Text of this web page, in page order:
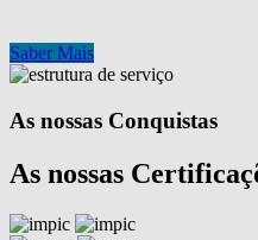
Saber Mais
As nossas Conquistas
As nossas